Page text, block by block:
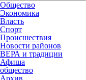
Общество
Экономика
Власть
Спорт
Происшествия
Новости районов
ВЕРА и традиции
Афиша
общество
Архив